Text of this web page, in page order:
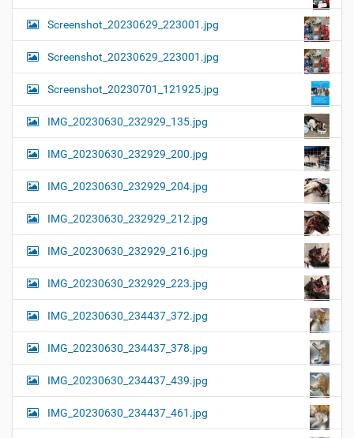
Screenshot_20230629_223001.jpg
Screenshot_20230629_223001.jpg
Screenshot_20230701_121925.jpg
IMG_20230630_232929_135.jpg
IMG_20230630_232929_200.jpg
IMG_20230630_232929_204.jpg
IMG_20230630_232929_212.jpg
IMG_20230630_232929_216.jpg
IMG_20230630_232929_223.jpg
IMG_20230630_234437_372.jpg
IMG_20230630_234437_378.jpg
IMG_20230630_234437_439.jpg
IMG_20230630_234437_461.jpg